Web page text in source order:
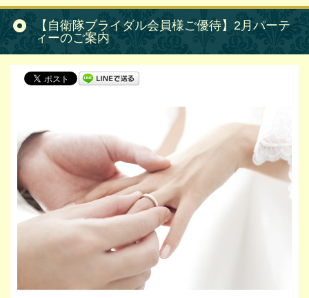
【自衛隊ブライダル会員様ご優待】2月パーテ
ィーのご案内